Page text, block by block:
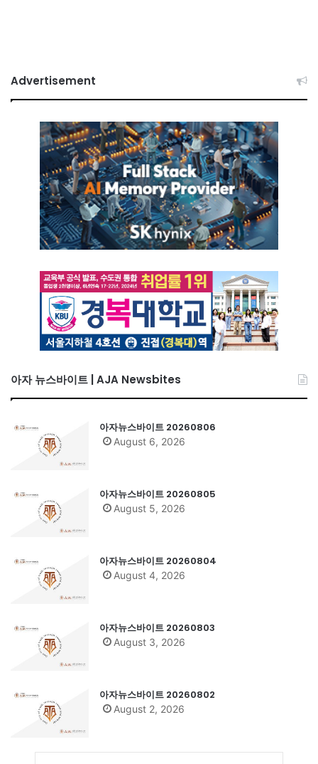
Advertisement
아자 뉴스바이트 | AJA Newsbites
아자뉴스바이트 20260806
August 6, 2026
아자뉴스바이트 20260805
August 5, 2026
아자뉴스바이트 20260804
August 4, 2026
아자뉴스바이트 20260803
August 3, 2026
아자뉴스바이트 20260802
August 2, 2026